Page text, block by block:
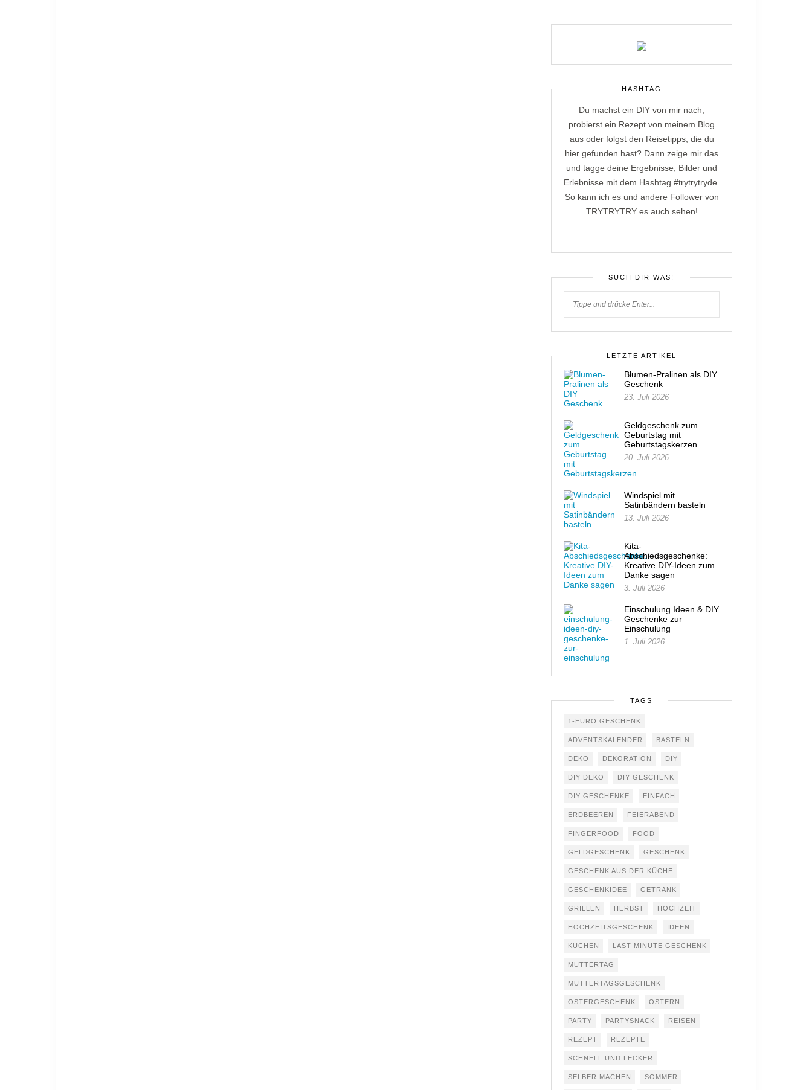
HASHTAG
Du machst ein DIY von mir nach,
probierst ein Rezept von meinem Blog
aus oder folgst den Reisetipps, die du
hier gefunden hast? Dann zeige mir das
und tagge deine Ergebnisse, Bilder und
Erlebnisse mit dem Hashtag #trytrytryde.
So kann ich es und andere Follower von
TRYTRYTRY es auch sehen!
SUCH DIR WAS!
LETZTE ARTIKEL
Blumen-Pralinen als DIY
Geschenk
23. Juli 2026
Geldgeschenk zum
Geburtstag mit
Geburtstagskerzen
20. Juli 2026
Windspiel mit
Satinbändern basteln
13. Juli 2026
Kita-
Abschiedsgeschenke:
Kreative DIY-Ideen zum
Danke sagen
3. Juli 2026
Einschulung Ideen & DIY
Geschenke zur
Einschulung
1. Juli 2026
TAGS
1-EURO GESCHENK
ADVENTSKALENDER BASTELN
DEKO DEKORATION DIY
DIY DEKO DIY GESCHENK
DIY GESCHENKE EINFACH
ERDBEEREN FEIERABEND
FINGERFOOD FOOD
GELDGESCHENK GESCHENK
GESCHENK AUS DER KÜCHE
GESCHENKIDEE GETRÄNK
GRILLEN HERBST HOCHZEIT
HOCHZEITSGESCHENK IDEEN
KUCHEN LAST MINUTE GESCHENK
MUTTERTAG
MUTTERTAGSGESCHENK
OSTERGESCHENK OSTERN
PARTY PARTYSNACK REISEN
REZEPT REZEPTE
SCHNELL UND LECKER
SELBER MACHEN SOMMER